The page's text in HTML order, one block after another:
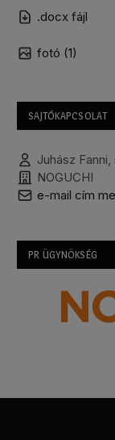
.docx fájl
fotó (1)
SAJTÓKAPCSOLAT
Juhász
NOGUCHI
e-mail cím
PR ÜGYNÖKSÉG